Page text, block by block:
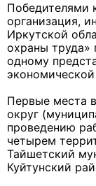
Победителями
организация,
Иркутской
охраны труда»
одному
Первые места
округ
проведению
четырем
Тайшетский
Куйтунский